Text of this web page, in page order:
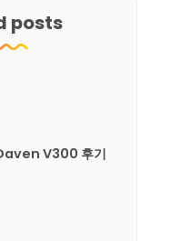
posts
V300 후기